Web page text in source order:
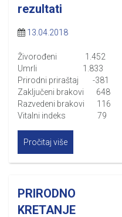
rezultati
13.04.2018
Živorođeni 1.452
Umrli 1.833
Prirodni priraštaj -381
Zaključeni brakovi 648
Razvedeni brakovi 116
Vitalni indeks 79
Pročitaj više
PRIRODNO
KRETANJE